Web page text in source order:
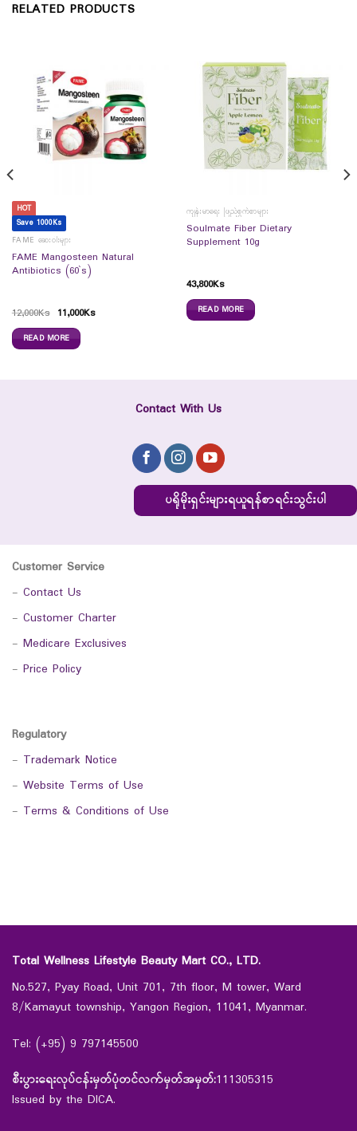
RELATED PRODUCTS
HOT
Save 1000Ks
FAME ဆေးဝါးများ
FAME Mangosteen Natural
Antibiotics (60`s)
12,000Ks 11,000Ks
READ MORE
ကျန်းမာရေး ဖြည့်စွက်စာများ
Soulmate Fiber Dietary
Supplement 10g
43,800Ks
READ MORE
Contact With Us
ပရိုမိုးရှင်းများရယူရန်စာရင်းသွင်းပါ
Customer Service
- Contact Us
- Customer Charter
- Medicare Exclusives
- Price Policy
Regulatory
- Trademark Notice
- Website Terms of Use
- Terms & Conditions of Use
Total Wellness Lifestyle Beauty Mart CO., LTD.
No.527, Pyay Road, Unit 701, 7th floor, M tower, Ward
8/Kamayut township, Yangon Region, 11041, Myanmar.
Tel: (+95) 9 797145500
စီးပွားရေးလုပ်ငန်းမှတ်ပုံတင်လက်မှတ်အမှတ်:111305315
Issued by the DICA.